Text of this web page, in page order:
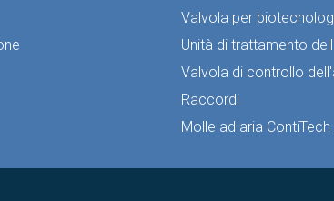
Valvola per
Unità di trattamento
Valvola di controllo
Raccordi
Molle ad aria ContiTech